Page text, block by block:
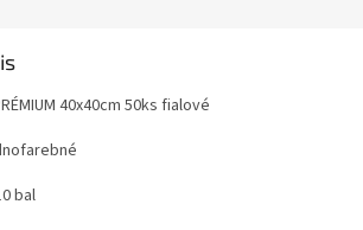
40x40cm 50ks fialové
bal